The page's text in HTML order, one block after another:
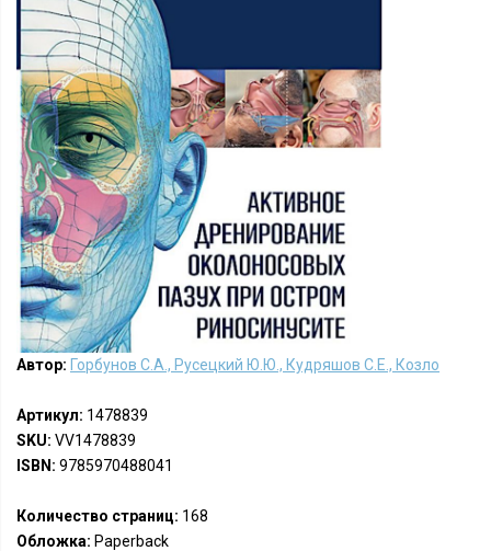
Автор: Горбунов С.А., Русецкий Ю.Ю., Кудряшов С.Е., Козло
Артикул: 1478839
SKU: VV1478839
ISBN: 9785970488041
Количество страниц: 168
Обложка: Paperback